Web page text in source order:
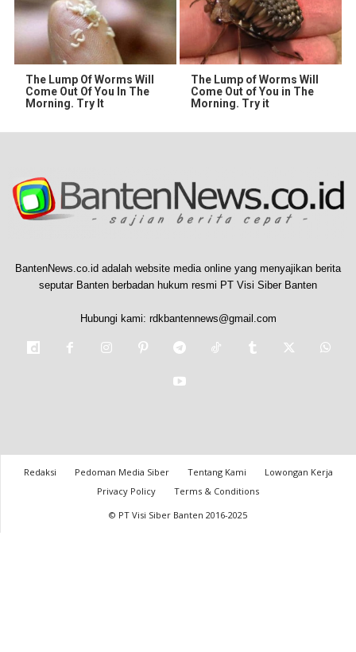
The Lump Of Worms Will
Come Out Of You In The
Morning. Try It
The Lump of Worms Will
Come Out of You in The
Morning. Try it
BantenNews.co.id adalah website media online yang menyajikan berita
seputar Banten berbadan hukum resmi PT Visi Siber Banten
Hubungi kami: rdkbantennews@gmail.com
Redaksi Pedoman Media Siber Tentang Kami
Lowongan Kerja
Privacy Policy
Terms & Conditions
© PT Visi Siber Banten 2016-2025